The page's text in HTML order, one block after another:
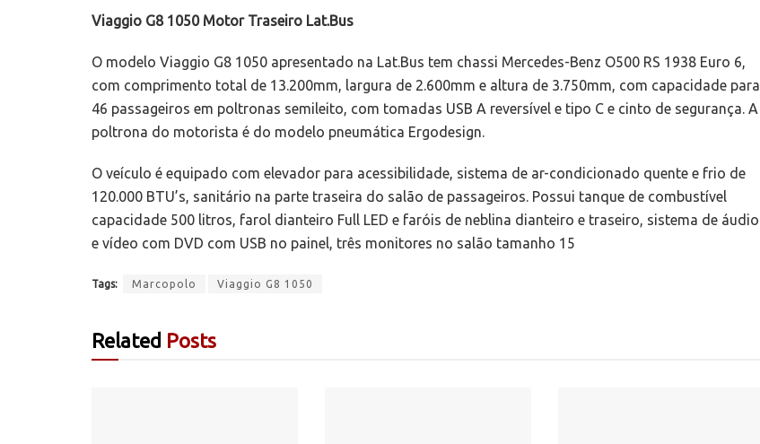
Viaggio G8 1050 Motor Traseiro Lat.Bus
O modelo Viaggio G8 1050 apresentado na Lat.Bus tem chassi Mercedes-Benz O500 RS 1938 Euro 6,
com comprimento total de 13.200mm, largura de 2.600mm e altura de 3.750mm, com capacidade para
46 passageiros em poltronas semileito, com tomadas USB A reversível e tipo C e cinto de segurança. A
poltrona do motorista é do modelo pneumática Ergodesign.
O veículo é equipado com elevador para acessibilidade, sistema de ar-condicionado quente e frio de
120.000 BTU’s, sanitário na parte traseira do salão de passageiros. Possui tanque de combustível
capacidade 500 litros, farol dianteiro Full LED e faróis de neblina dianteiro e traseiro, sistema de áudio
e vídeo com DVD com USB no painel, três monitores no salão tamanho 15
Tags: Marcopolo Viaggio G8 1050
Related Posts